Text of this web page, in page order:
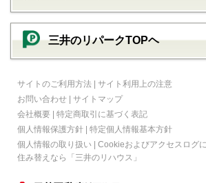
三井のリパークTOPヘ
サイトのご利用方法 | サイト利用上の注意
お問い合わせ | サイトマップ
会社概要 | 特定商取引に基づく表記
個人情報保護方針 | 特定個人情報基本方針
個人情報の取り扱い | Cookieおよびアクセスログ
住み替えなら
「三井のリハウス」